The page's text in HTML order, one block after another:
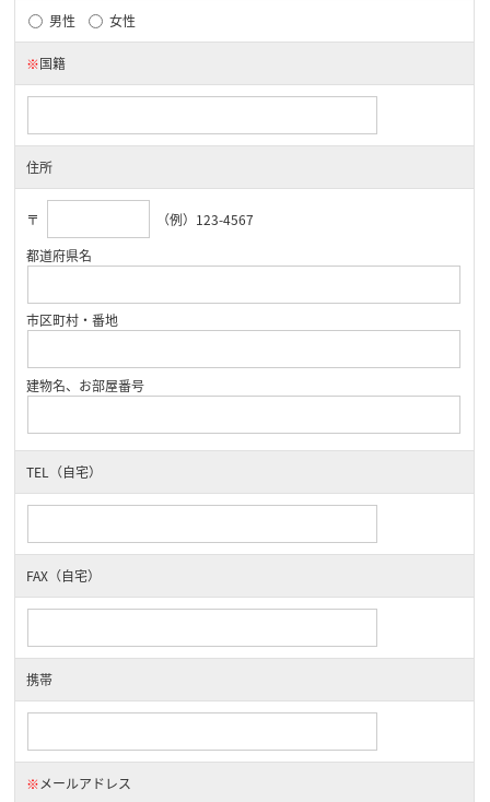
男性 女性
※国籍
住所
〒
（例）123-4567
都道府県名
市区町村・番地
建物名、お部屋番号
TEL（自宅）
FAX（自宅）
携帯
※メールアドレス